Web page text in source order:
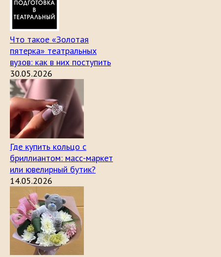
Что такое «Золотая
пятерка» театральных
вузов: как в них поступить
30.05.2026
Где купить кольцо с
бриллиантом: масс-маркет
или ювелирный бутик?
14.05.2026